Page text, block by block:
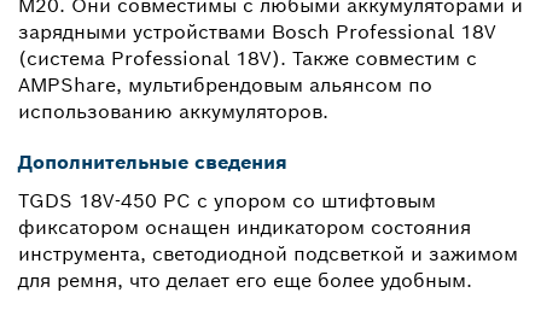
зарядными устройствами Bosch Professional 18V
(система Professional 18V). Также совместим с
AMPShare, мультибрендовым альянсом по
использованию аккумуляторов.
Дополнительные сведения
TGDS 18V-450 PC с упором со штифтовым
фиксатором оснащен индикатором состояния
инструмента, светодиодной подсветкой и зажимом
для ремня, что делает его еще более удобным.